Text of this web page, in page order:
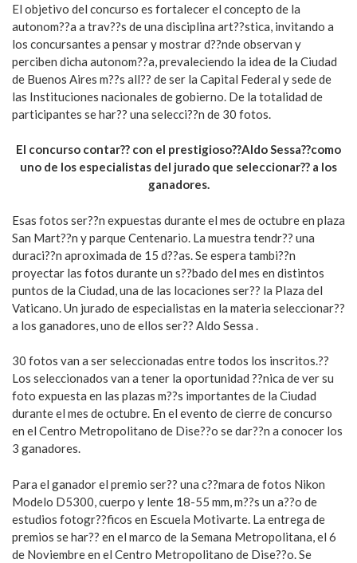
El objetivo del concurso es fortalecer el concepto de la
autonom??a a trav??s de una disciplina art??stica, invitando a
los concursantes a pensar y mostrar d??nde observan y
perciben dicha autonom??a, prevaleciendo la idea de la Ciudad
de Buenos Aires m??s all?? de ser la Capital Federal y sede de
las Instituciones nacionales de gobierno. De la totalidad de
participantes se har?? una selecci??n de 30 fotos.
El concurso contar?? con el prestigioso??Aldo Sessa??como
uno de los especialistas del jurado que seleccionar?? a los
ganadores.
Esas fotos ser??n expuestas durante el mes de octubre en plaza
San Mart??n y parque Centenario. La muestra tendr?? una
duraci??n aproximada de 15 d??as. Se espera tambi??n
proyectar las fotos durante un s??bado del mes en distintos
puntos de la Ciudad, una de las locaciones ser?? la Plaza del
Vaticano. Un jurado de especialistas en la materia seleccionar??
a los ganadores, uno de ellos ser?? Aldo Sessa .
30 fotos van a ser seleccionadas entre todos los inscritos.??
Los seleccionados van a tener la oportunidad ??nica de ver su
foto expuesta en las plazas m??s importantes de la Ciudad
durante el mes de octubre. En el evento de cierre de concurso
en el Centro Metropolitano de Dise??o se dar??n a conocer los
3 ganadores.
Para el ganador el premio ser?? una c??mara de fotos Nikon
Modelo D5300, cuerpo y lente 18-55 mm, m??s un a??o de
estudios fotogr??ficos en Escuela Motivarte. La entrega de
premios se har?? en el marco de la Semana Metropolitana, el 6
de Noviembre en el Centro Metropolitano de Dise??o. Se